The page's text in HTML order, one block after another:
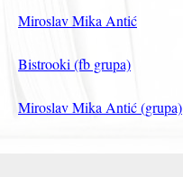
Miroslav Mika Antić
Bistrooki (fb grupa)
Miroslav Mika Antić (grupa)